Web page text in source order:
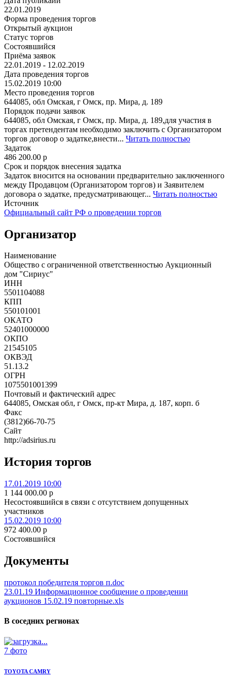
22.01.2019
Форма проведения торгов
Открытый аукцион
Статус торгов
Состоявшийся
Приёма заявок
22.01.2019 - 12.02.2019
Дата проведения торгов
15.02.2019 10:00
Место проведения торгов
644085, обл Омская, г Омск, пр. Мира, д. 189
Порядок подачи заявок
644085, обл Омская, г Омск, пр. Мира, д. 189,для участия в
торгах претендентам необходимо заключить с Организатором
торгов договор о задатке,внести... Читать полностью
Задаток
486 200.00 p
Срок и порядок внесения задатка
Задаток вносится на основании предварительно заключенного
между Продавцом (Организатором торгов) и Заявителем
договора о задатке, предусматривающег... Читать полностью
Источник
Официальный сайт РФ о проведении торгов
Организатор
Наименование
Общество с ограниченной ответственностью Аукционный
дом "Сириус"
ИНН
5501104088
КПП
550101001
ОКАТО
52401000000
ОКПО
21545105
ОКВЭД
51.13.2
ОГРН
1075501001399
Почтовый и фактический адрес
644085, Омская обл, г Омск, пр-кт Мира, д. 187, корп. б
Факс
(3812)66-70-75
Сайт
http://adsirius.ru
История торгов
17.01.2019 10:00
1 144 000.00 p
Несостоявшийся в связи с отсутствием допущенных
участников
15.02.2019 10:00
972 400.00 p
Состоявшийся
Документы
протокол победителя торгов п.doc
23.01.19 Информационное сообщение о проведении
аукционов 15.02.19 повторные.xls
В соседних регионах
7 фото
TOYOTA CAMRY